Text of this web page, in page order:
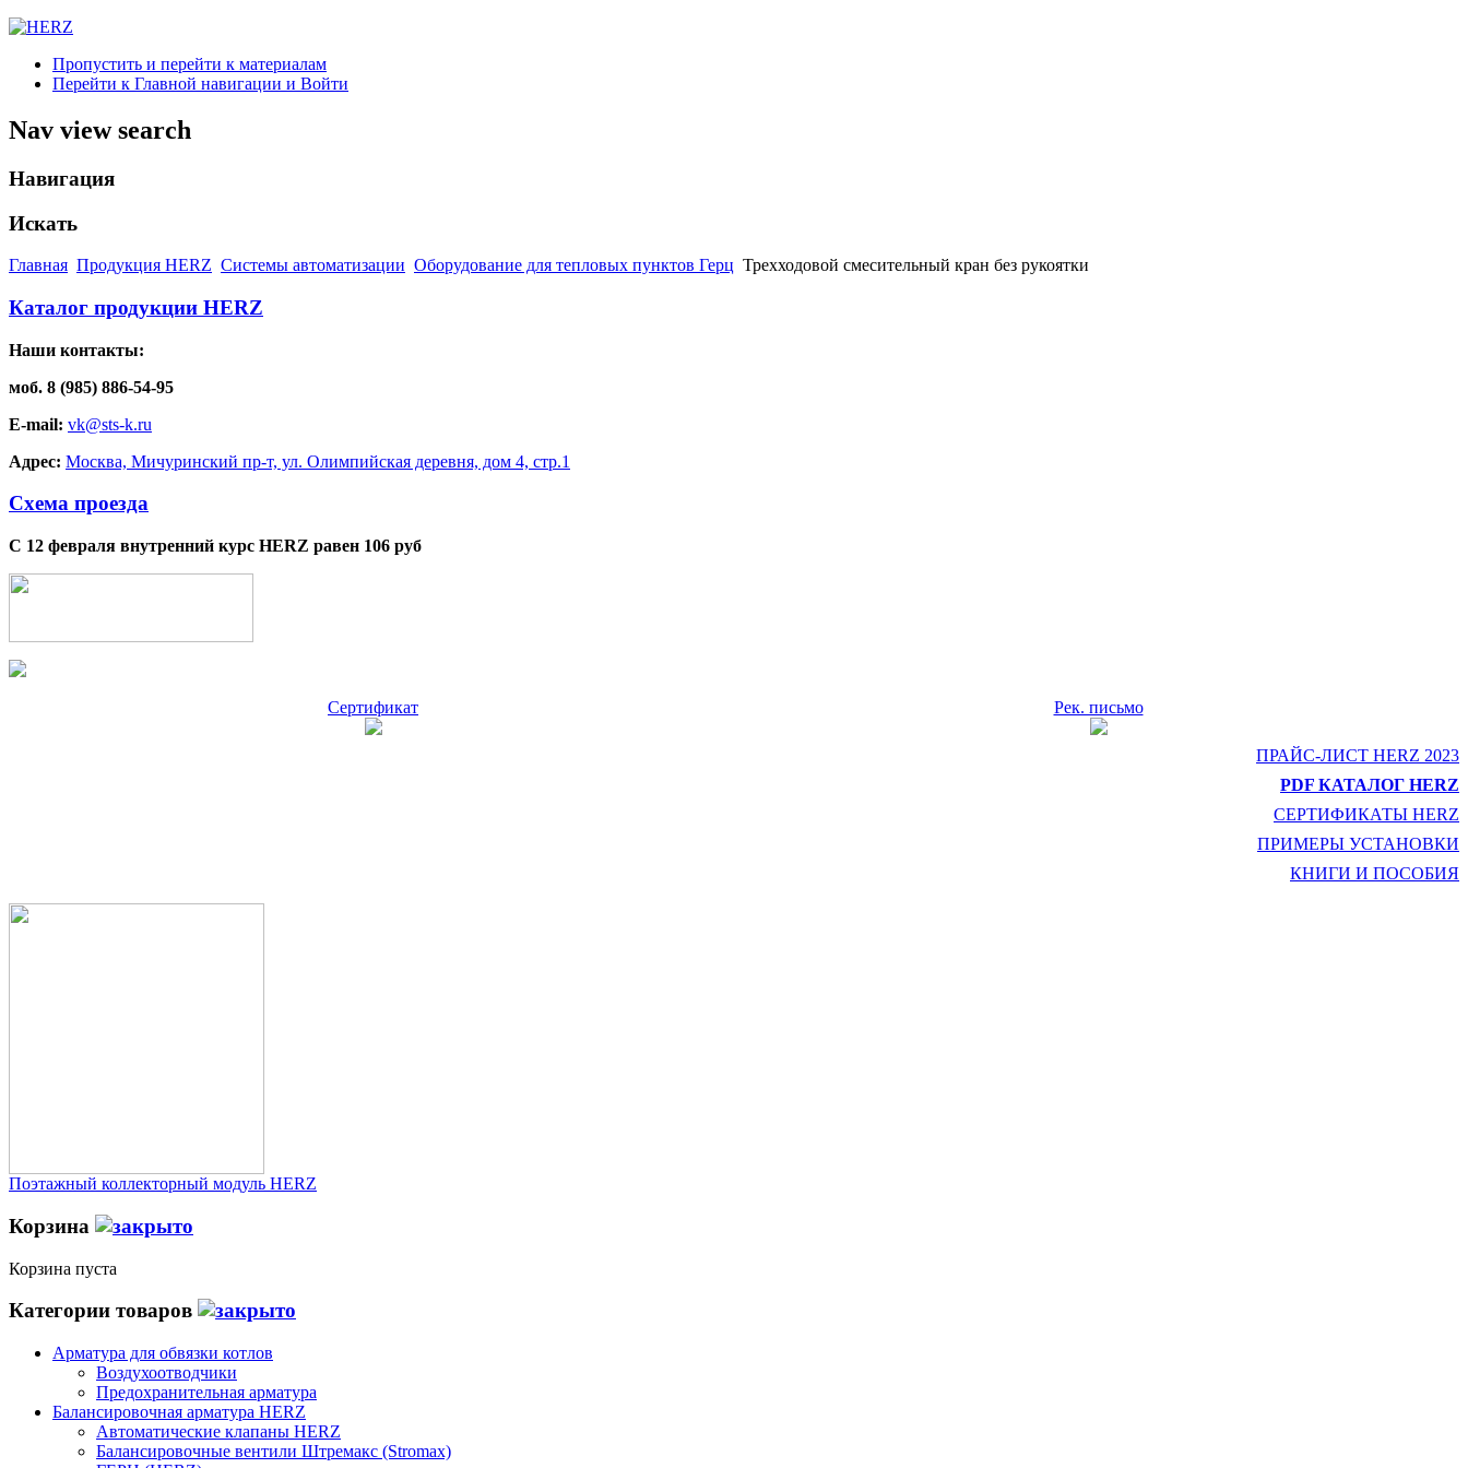
Пропустить и перейти к материалам
Перейти к Главной навигации и Войти
Nav view search
Навигация
Искать
Главная Продукция HERZ Системы автоматизации Оборудование для тепловых пунктов Герц Трехходовой смесительный кран без рукоятки
Каталог продукции HERZ
Наши контакты:
моб. 8 (985) 886-54-95
E-mail: vk@sts-k.ru
Адрес: Москва, Мичуринский пр-т, ул. Олимпийская деревня, дом 4, стр.1
Схема проезда
С 12 февраля внутренний курс HERZ равен 106 руб
Сертификат Рек. письмо
ПРАЙС-ЛИСТ HERZ 2023
PDF КАТАЛОГ HERZ
СЕРТИФИКАТЫ HERZ
ПРИМЕРЫ УСТАНОВКИ
КНИГИ И ПОСОБИЯ
Поэтажный коллекторный модуль HERZ
Корзина
Корзина пуста
Категории товаров
Арматура для обвязки котлов
Воздухоотводчики
Предохранительная арматура
Балансировочная арматура HERZ
Автоматические клапаны HERZ
Балансировочные вентили Штремакс (Stromax)